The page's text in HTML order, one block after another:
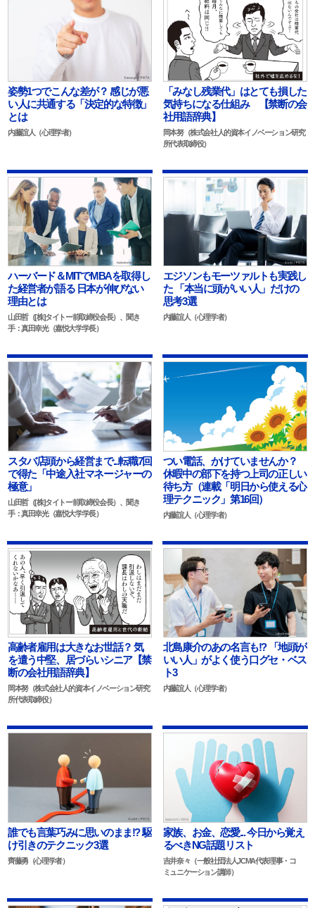
姿勢1つでこんな差が？ 感じが悪
い人に共通する「決定的な特徴」
とは
内藤誼人（心理学者）
「みなし残業代」はとても損した
気持ちになる仕組み 【禁断の会
社用語辞典】
岡本努（株式会社人的資本イノベーション研究
所代表取締役）
ハーバード＆MITでMBAを取得し
た経営者が語る 日本が伸びない
理由とは
山田哲（[株]タイトー前取締役会長）、聞き
手：真田幸光（嘉悦大学学長）
エジソンもモーツァルトも実践し
た 「本当に頭がいい人」だけの
思考3選
内藤誼人（心理学者）
スタバ店頭から経営まで...転職7回
で得た「中途入社マネージャーの
極意」
山田哲（[株]タイトー前取締役会長）、聞き
手：真田幸光（嘉悦大学学長）
つい電話、かけていませんか？
休暇中の部下を持つ上司の正しい
待ち方（連載「明日から使える心
理テクニック」第16回）
内藤誼人（心理学者）
高齢者雇用は大きなお世話？ 気
を遣う中堅、居づらいシニア【禁
断の会社用語辞典】
岡本努（株式会社人的資本イノベーション研究
所代表取締役）
北島康介のあの名言も!? 「地頭が
いい人」がよく使う口グセ・ベス
ト3
内藤誼人（心理学者）
誰でも言葉巧みに思いのまま!? 駆
け引きのテクニック3選
齊藤勇（心理学者）
家族、お金、恋愛... 今日から覚え
るべきNG話題リスト
吉井奈々（一般社団法人JCMA代表理事・コ
ミュニケーション講師）